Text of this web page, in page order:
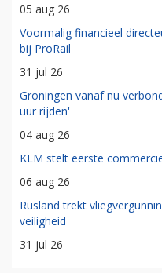
05 aug 26
Voormalig financieel
bij ProRail
31 jul 26
Groningen vanaf nu
uur rijden'
04 aug 26
KLM stelt eerste
06 aug 26
Rusland trekt
veiligheid
31 jul 26